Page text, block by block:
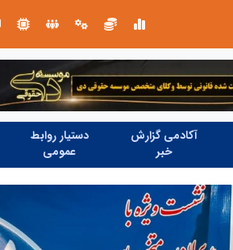
پنجمین مانور سراسری «صد شب، صد بازدید» به
آکادمی گزارش
خبر
دستیار روابط
عمومی